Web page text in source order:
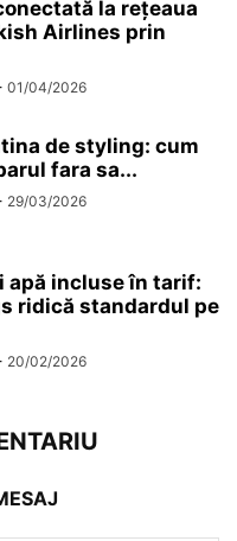
la rețeaua
Airlines prin
01/04/2026
de styling: cum
fara sa...
29/03/2026
apă incluse în tarif:
ridică standardul pe
20/02/2026